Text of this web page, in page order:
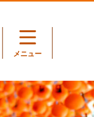
メニュー